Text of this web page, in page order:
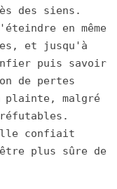
des siens.
en même
et jusqu'à
puis savoir
de pertes
plainte, malgré
confiait
plus sûre de